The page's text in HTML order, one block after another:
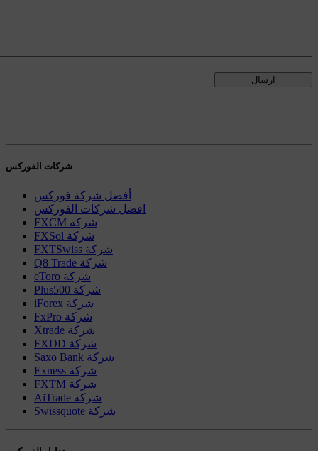
شركات الفوركس
أفضل شركة فوركس
افضل شركات الفوركس
FXCM شركة
FXSol شركة
FXTSwiss شركة
Q8 Trade شركة
eToro شركة
Plus500 شركة
iForex شركة
FxPro شركة
Xtrade شركة
FXDD شركة
Saxo Bank شركة
Exness شركة
FXTM شركة
AiTrade شركة
Swissquote شركة